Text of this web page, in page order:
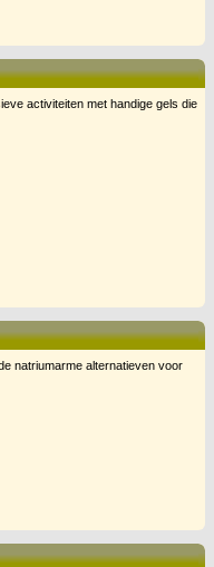
activiteiten met handige gels die
natriumarme alternatieven voor